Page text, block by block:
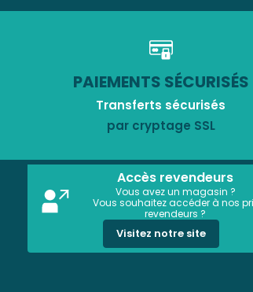
PAIEMENTS SÉCURISÉS
Transferts sécurisés
par cryptage SSL
Accès revendeurs
Vous avez un magasin ?
Vous souhaitez accéder à nos
revendeurs ?
Visitez notre site